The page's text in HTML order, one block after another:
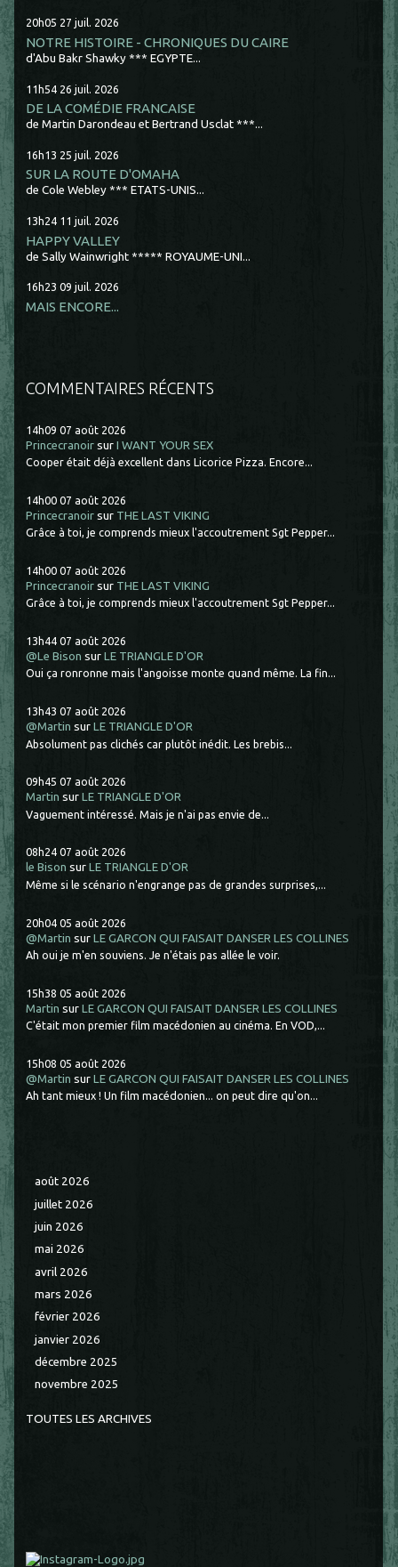
20h05 27 juil. 2026
NOTRE HISTOIRE - CHRONIQUES DU CAIRE
d'Abu Bakr Shawky *** EGYPTE...
11h54 26 juil. 2026
DE LA COMÉDIE FRANCAISE
de Martin Darondeau et Bertrand Usclat ***...
16h13 25 juil. 2026
SUR LA ROUTE D'OMAHA
de Cole Webley *** ETATS-UNIS...
13h24 11 juil. 2026
HAPPY VALLEY
de Sally Wainwright ***** ROYAUME-UNI...
16h23 09 juil. 2026
MAIS ENCORE...
COMMENTAIRES RÉCENTS
14h09 07 août 2026
Princecranoir surI WANT YOUR SEX
Cooper était déjà excellent dans Licorice Pizza. Encore...
14h00 07 août 2026
Princecranoir sur THE LAST VIKING
Grâce à toi, je comprends mieux l'accoutrement Sgt Pepper...
14h00 07 août 2026
Princecranoir sur THE LAST VIKING
Grâce à toi, je comprends mieux l'accoutrement Sgt Pepper...
13h44 07 août 2026
@Le Bison surLE TRIANGLE D'OR
Oui ça ronronne mais l'angoisse monte quand même. La fin...
13h43 07 août 2026
@Martin surLE TRIANGLE D'OR
Absolument pas clichés car plutôt inédit. Les brebis...
09h45 07 août 2026
Martin surLE TRIANGLE D'OR
Vaguement intéressé. Mais je n'ai pas envie de...
08h24 07 août 2026
le Bison surLE TRIANGLE D'OR
Même si le scénario n'engrange pas de grandes surprises,...
20h04 05 août 2026
@Martin surLE GARCON QUI FAISAIT DANSER LES COLLINES
Ah oui je m'en souviens. Je n'étais pas allée le voir.
15h38 05 août 2026
Martin surLE GARCON QUI FAISAIT DANSER LES COLLINES
C'était mon premier film macédonien au cinéma. En VOD,...
15h08 05 août 2026
@Martin surLE GARCON QUI FAISAIT DANSER LES COLLINES
Ah tant mieux ! Un film macédonien... on peut dire qu'on...
août 2026
juillet 2026
juin 2026
mai 2026
avril 2026
mars 2026
février 2026
janvier 2026
décembre 2025
novembre 2025
TOUTES LES ARCHIVES